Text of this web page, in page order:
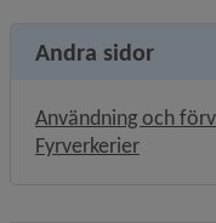
Andra sidor
Användning och
Fyrverkerier